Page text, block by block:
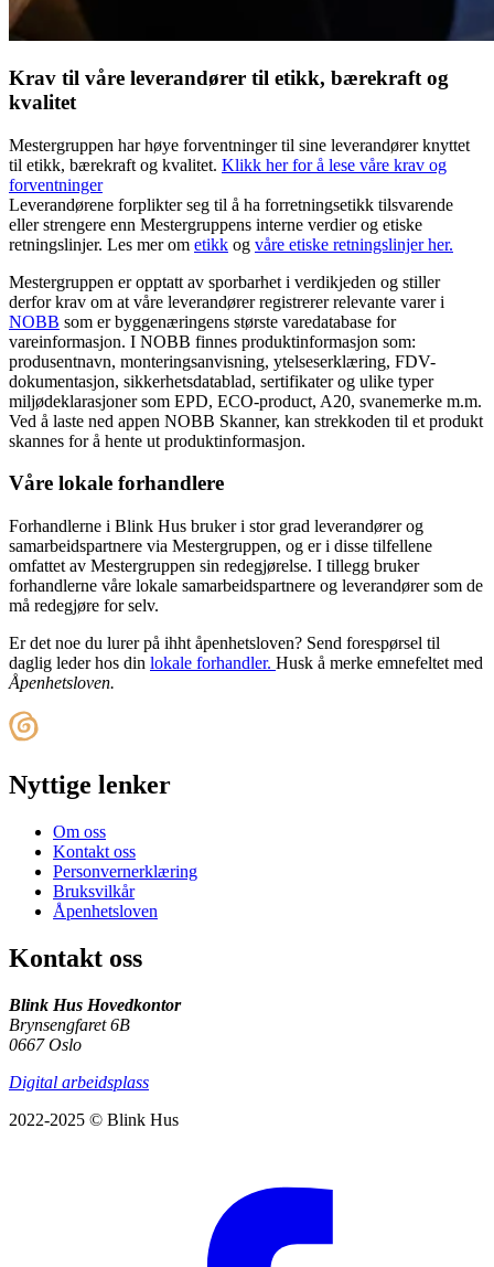
Krav til våre leverandører til etikk, bærekraft og
kvalitet
Mestergruppen har høye forventninger til sine leverandører knyttet
til etikk, bærekraft og kvalitet. Klikk her for å lese våre krav og
forventninger
Leverandørene forplikter seg til å ha forretningsetikk tilsvarende
eller strengere enn Mestergruppens interne verdier og etiske
retningslinjer. Les mer om etikk og våre etiske retningslinjer her.
Mestergruppen er opptatt av sporbarhet i verdikjeden og stiller
derfor krav om at våre leverandører registrerer relevante varer i
NOBB som er byggenæringens største varedatabase for
vareinformasjon. I NOBB finnes produktinformasjon som:
produsentnavn, monteringsanvisning, ytelseserklæring, FDV-
dokumentasjon, sikkerhetsdatablad, sertifikater og ulike typer
miljødeklarasjoner som EPD, ECO-product, A20, svanemerke m.m.
Ved å laste ned appen NOBB Skanner, kan strekkoden til et produkt
skannes for å hente ut produktinformasjon.
Våre lokale forhandlere
Forhandlerne i Blink Hus bruker i stor grad leverandører og
samarbeidspartnere via Mestergruppen, og er i disse tilfellene
omfattet av Mestergruppen sin redegjørelse. I tillegg bruker
forhandlerne våre lokale samarbeidspartnere og leverandører som de
må redegjøre for selv.
Er det noe du lurer på ihht åpenhetsloven? Send forespørsel til
daglig leder hos din lokale forhandler. Husk å merke emnefeltet med
Åpenhetsloven.
Nyttige lenker
Om oss
Kontakt oss
Personvernerklæring
Bruksvilkår
Åpenhetsloven
Kontakt oss
Blink Hus Hovedkontor
Brynsengfaret 6B
0667 Oslo
Digital arbeidsplass
2022-2025 © Blink Hus